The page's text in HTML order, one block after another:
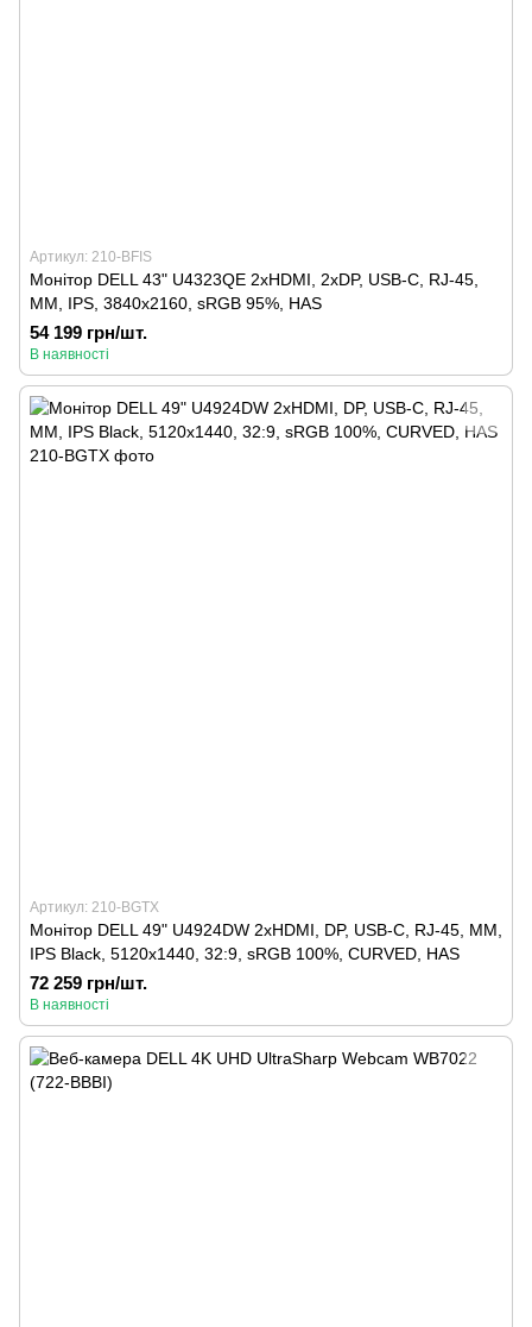
Артикул: 210-BFIS
Монітор DELL 43" U4323QE 2xHDMI, 2xDP, USB-C, RJ-45,
MM, IPS, 3840x2160, sRGB 95%, HAS
54 199 грн/шт.
В наявності
Артикул: 210-BGTX
Монітор DELL 49" U4924DW 2xHDMI, DP, USB-C, RJ-45, MM,
IPS Black, 5120x1440, 32:9, sRGB 100%, CURVED, HAS
72 259 грн/шт.
В наявності